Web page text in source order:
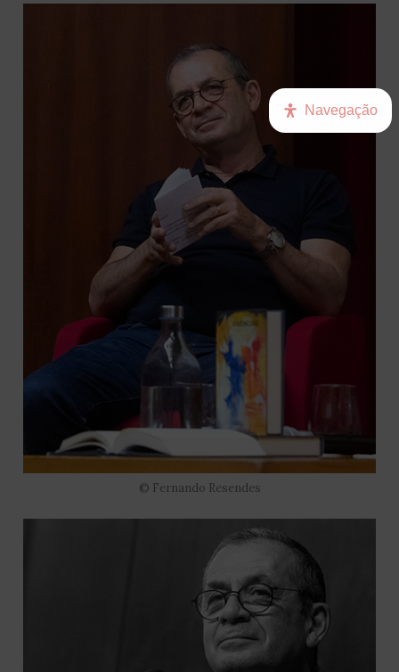
© Fernando Resendes
Navegação